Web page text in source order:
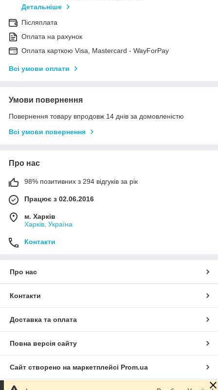
Детальніше
Післяплата
Оплата на рахунок
Оплата карткою Visa, Mastercard - WayForPay
Всі умови оплати
Умови повернення
Повернення товару впродовж 14 днів за домовленістю
Всі умови повернення
Про нас
98% позитивних з 294 відгуків за рік
Працює з 02.06.2016
м. Харків
Харків, Україна
Контакти
Про нас
Контакти
Доставка та оплата
Повна версія сайту
Сайт створено на маркетплейсі Prom.ua